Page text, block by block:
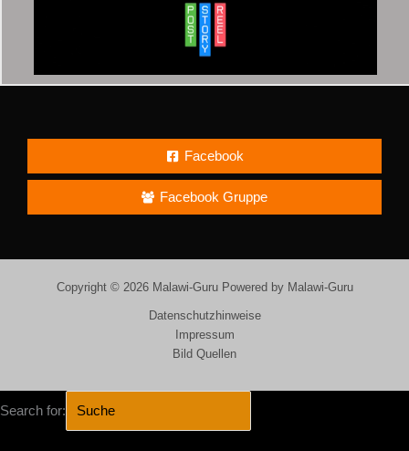
Facebook
Facebook Gruppe
Copyright © 2026 Malawi-Guru Powered by Malawi-Guru
Datenschutzhinweise
Impressum
Bild Quellen
Search for: